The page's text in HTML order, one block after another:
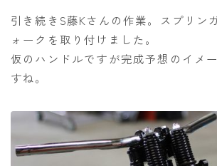
引き続きS藤Kさんの作業。スプリン
ォークを取り付けました。
仮のハンドルですが完成予想のイメ
すね。